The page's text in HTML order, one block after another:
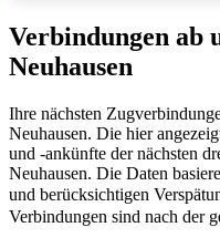
Verbindungen ab
Neuhausen
Ihre nächsten
Neuhausen. Die hier
und -ankünfte der nächsten
Neuhausen. Die Daten
und berücksichtigen
Verbindungen sind nach der